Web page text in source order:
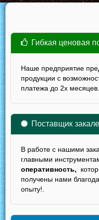
Гибкая ценовая
Наше предприятие
продукции с
платежа до 2х месяцев.
Поставщик
В работе с нашими
главными
оперативность,
получены нами
опыту!.